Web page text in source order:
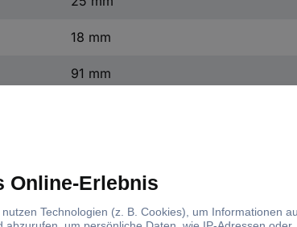
18 mm
91 mm